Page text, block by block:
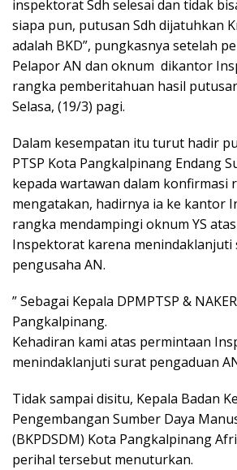
inspektorat Sdh selesai dan tidak
siapa pun, putusan Sdh dijatuhkan
adalah BKD”, pungkasnya setelah
Pelapor AN dan oknum dikantor
rangka pemberitahuan hasil
Selasa, (19/3) pagi.
Dalam kesempatan itu turut hadir
PTSP Kota Pangkalpinang Endang
kepada wartawan dalam konfirmasi
mengatakan, hadirnya ia ke kantor
rangka mendampingi oknum YS
Inspektorat karena menindaklanjuti
pengusaha AN.
” Sebagai Kepala DPMPTSP &
Pangkalpinang.
Kehadiran kami atas permintaan
menindaklanjuti surat pengaduan
Tidak sampai disitu, Kepala Badan
Pengembangan Sumber Daya
(BKPDSDM) Kota Pangkalpinang
perihal tersebut menuturkan.